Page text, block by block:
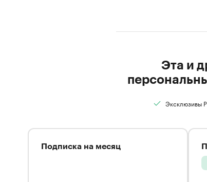
Эта и
Эксклюзивы
Подписка на месяц